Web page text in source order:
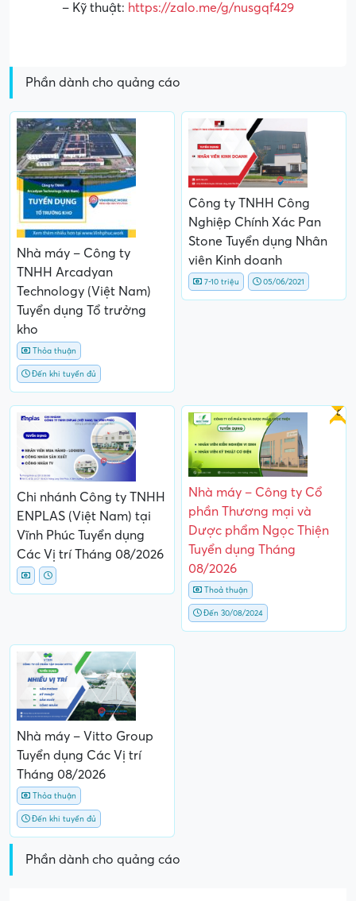
– Kỹ thuật: https://zalo.me/g/nusgqf429
Phần dành cho quảng cáo
Nhà máy – Công ty
TNHH Arcadyan
Technology (Việt Nam)
Tuyển dụng Tổ trưởng
kho
Thỏa thuận
Đến khi tuyển đủ
Công ty TNHH Công
Nghiệp Chính Xác Pan
Stone Tuyển dụng Nhân
viên Kinh doanh
7-10 triệu 05/06/2021
Chi nhánh Công ty TNHH
ENPLAS (Việt Nam) tại
Vĩnh Phúc Tuyển dụng
Các Vị trí Tháng 08/2026
Gấp
Nhà máy – Công ty Cổ
phần Thương mại và
Dược phẩm Ngọc Thiện
Tuyển dụng Tháng
08/2026
Thoả thuận
Đến 30/08/2024
Nhà máy – Vitto Group
Tuyển dụng Các Vị trí
Tháng 08/2026
Thỏa thuận
Đến khi tuyển đủ
Phần dành cho quảng cáo